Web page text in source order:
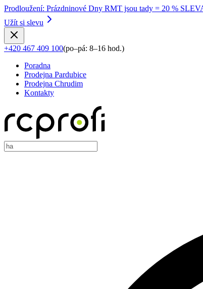
Prodloužení: Prázdninové Dny RMT jsou tady = 20 %
Užít si slevu
+420 467 409 100(po–pá: 8–16 hod.)
Poradna
Prodejna Pardubice
Prodejna Chrudim
Kontakty